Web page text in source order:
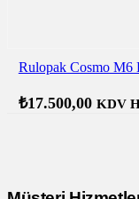
Rulopak Cosmo M6
₺17.500,00 KDV